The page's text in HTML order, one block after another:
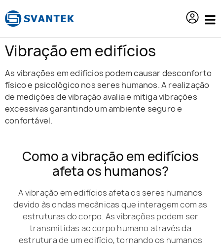
conteúdo
Vibração em edifícios
As vibrações em edifícios podem causar desconforto
físico e psicológico nos seres humanos. A realização
de medições de vibração avalia e mitiga vibrações
excessivas garantindo um ambiente seguro e
confortável.
Como a vibração em edifícios
afeta os humanos?
A vibração em edifícios afeta os seres humanos
devido às ondas mecânicas que interagem com as
estruturas do corpo. As vibrações podem ser
transmitidas ao corpo humano através da
estrutura de um edifício, tornando os humanos